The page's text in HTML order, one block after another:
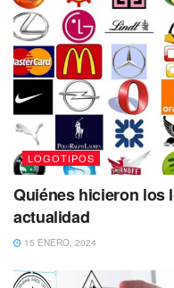
LOGOTIPOS
Quiénes hicieron los
actualidad
15 ENERO, 2024